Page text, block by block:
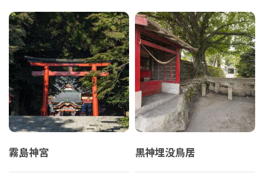
霧島神宮 黒神埋没鳥居